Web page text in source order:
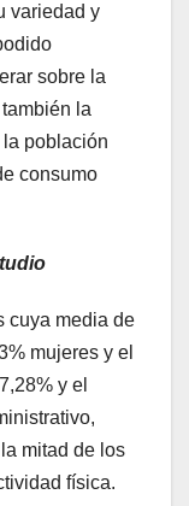
variedad y
sobre la
la
población
consumo
cuya media de
mujeres y el
y el
mitad de los
física.